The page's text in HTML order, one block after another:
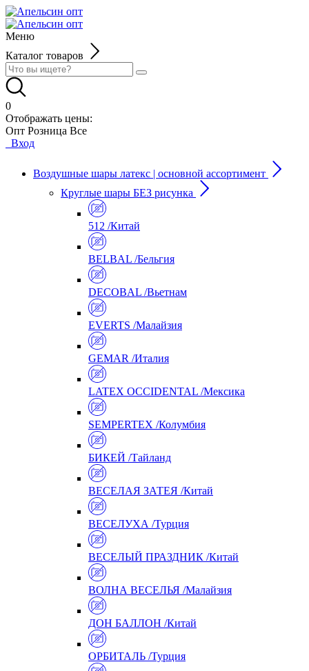
Меню
Каталог товаров
0
Отображать цены:
Опт Розница Все
Вход
Воздушные шары латекс | основной ассортимент
Круглые шары БЕЗ рисунка
512 /Китай
BELBAL /Бельгия
DECOBAL /Вьетнам
EVERTS /Малайзия
GEMAR /Италия
LATEX OCCIDENTAL /Мексика
SEMPERTEX /Колумбия
БИКЕЙ /Тайланд
ВЕСЕЛАЯ ЗАТЕЯ /Китай
ВЕСЕЛУХА /Турция
ВЕСЕЛЫЙ ПРАЗДНИК /Китай
ВОЛНА ВЕСЕЛЬЯ /Малайзия
ДОН БАЛЛОН /Китай
ОРБИТАЛЬ /Турция